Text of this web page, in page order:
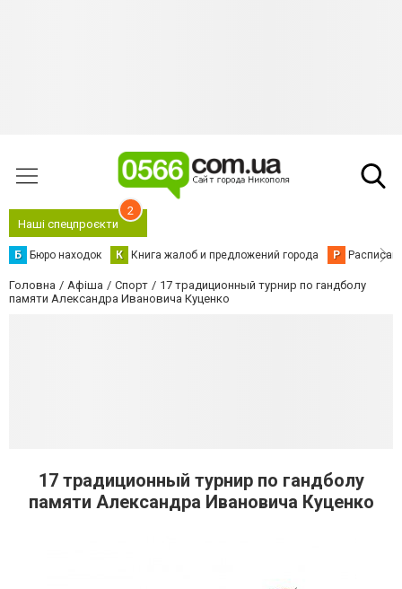
Наші спецпроєкти
2
Б Бюро находок К Книга жалоб и предложений города Р
Головна Афіша Спорт
17 традиционный турнир по гандболу
памяти Александра Ивановича Куценко
17 традиционный турнир по гандболу
памяти Александра Ивановича Куценко